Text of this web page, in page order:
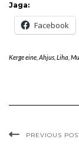
Jaga:
Facebook
Kerge eine Ahjus Liha
PREVIOUS